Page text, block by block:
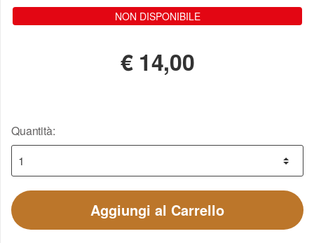
NON DISPONIBILE
€ 14,00
Quantità:
Aggiungi al Carrello